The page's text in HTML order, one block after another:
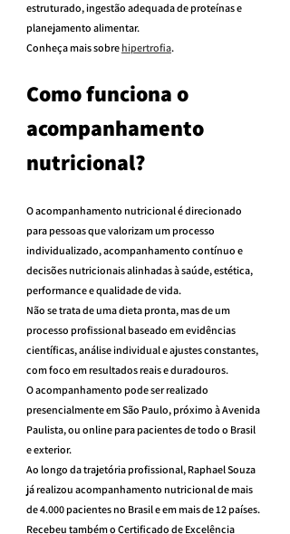
estruturado, ingestão adequada de proteínas e
planejamento alimentar.
Conheça mais sobre hipertrofia.
Como funciona o
acompanhamento
nutricional?
O acompanhamento nutricional é direcionado
para pessoas que valorizam um processo
individualizado, acompanhamento contínuo e
decisões nutricionais alinhadas à saúde, estética,
performance e qualidade de vida.
Não se trata de uma dieta pronta, mas de um
processo profissional baseado em evidências
científicas, análise individual e ajustes constantes,
com foco em resultados reais e duradouros.
O acompanhamento pode ser realizado
presencialmente em São Paulo, próximo à Avenida
Paulista, ou online para pacientes de todo o Brasil
e exterior.
Ao longo da trajetória profissional, Raphael Souza
já realizou acompanhamento nutricional de mais
de 4.000 pacientes no Brasil e em mais de 12 países.
Recebeu também o Certificado de Excelência